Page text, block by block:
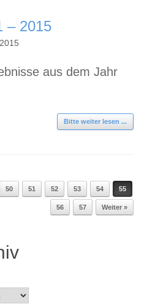
– 2015
aus dem Jahr
Bitte weiter lesen ...
50 51 52 53 54 55
56 57 Weiter »